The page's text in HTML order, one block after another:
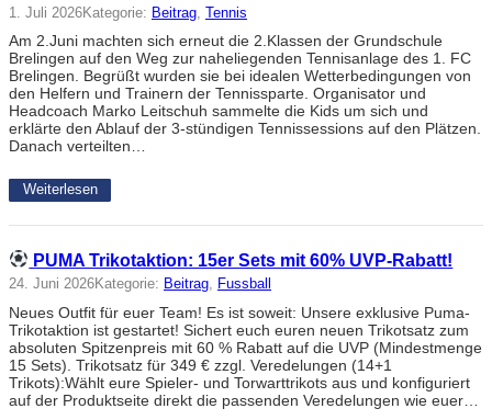
1. Juli 2026Kategorie: Beitrag Tennis
Am 2.Juni machten sich erneut die 2.Klassen der Grundschule
Brelingen auf den Weg zur naheliegenden Tennisanlage des 1. FC
Brelingen. Begrüßt wurden sie bei idealen Wetterbedingungen von
den Helfern und Trainern der Tennissparte. Organisator und
Headcoach Marko Leitschuh sammelte die Kids um sich und
erklärte den Ablauf der 3-stündigen Tennissessions auf den Plätzen.
Danach verteilten…
Weiterlesen
PUMA Trikotaktion: 15er Sets mit 60% UVP-Rabatt!
24. Juni 2026Kategorie: Beitrag, Fussball
Neues Outfit für euer Team! Es ist soweit: Unsere exklusive Puma-
Trikotaktion ist gestartet! Sichert euch euren neuen Trikotsatz zum
absoluten Spitzenpreis mit 60 % Rabatt auf die UVP (Mindestmenge
15 Sets). Trikotsatz für 349 € zzgl. Veredelungen (14+1
Trikots):Wählt eure Spieler- und Torwarttrikots aus und konfiguriert
auf der Produktseite direkt die passenden Veredelungen wie euer…